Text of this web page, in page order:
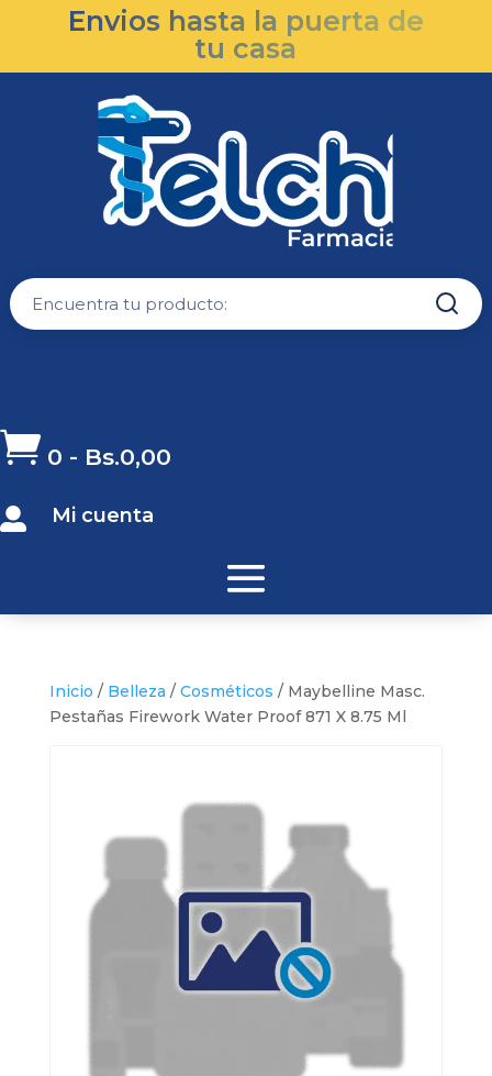
Envios hasta la puerta de
tu casa
 0 - Bs.0,00
 Mi cuenta
Inicio / Belleza / Cosméticos / Maybelline Masc.
Pestañas Firework Water Proof 871 X 8.75 Ml